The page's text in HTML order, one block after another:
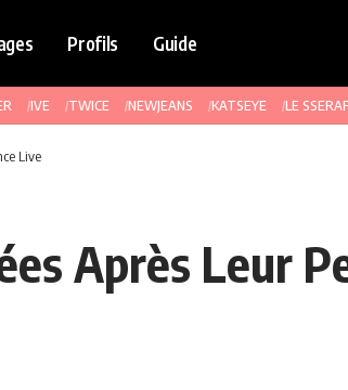
Profils Guide
IVE TWICE NEWJEANS KATSEYE LE
Live
Après Leur